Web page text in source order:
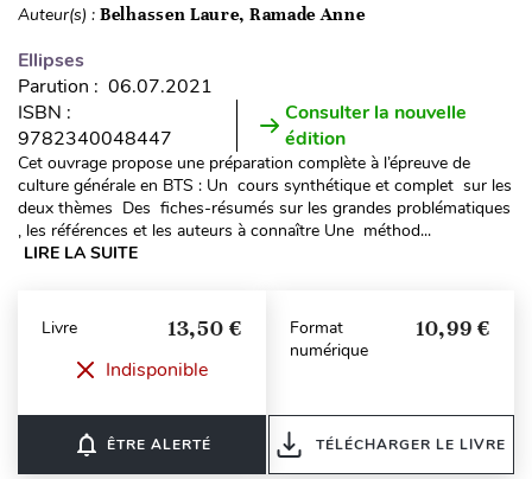
Auteur(s) : Belhassen Laure, Ramade Anne
Ellipses
Parution : 06.07.2021
ISBN :
9782340048447
Consulter la nouvelle
édition
Cet ouvrage propose une préparation complète à l’épreuve de
culture générale en BTS : Un cours synthétique et complet sur les
deux thèmes Des fiches-résumés sur les grandes problématiques
, les références et les auteurs à connaître Une méthod...
LIRE LA SUITE
Livre 13,50 €
Indisponible
notifications_none ÊTRE ALERTÉ
Format
numérique
10,99 €
TÉLÉCHARGER LE LIVRE